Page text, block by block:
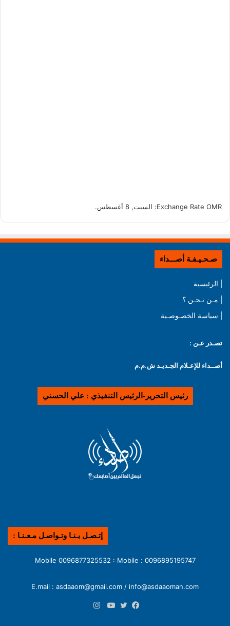
Exchange Rate OMR : السبت, 8 أغسطس.
صـحـيـفـة أصـــداء
| الرئيسية
| مـن نـحـن ؟
| سياسة الخصـوصـية
تصـدر عـن :
أصــداء للإعـلام الجـديـد ش.م.م
رئيس التحرير-الرئيس التنفيذي : علي الحسني
إتـصـل بـنـا وتـواصـل مـعـنـا :
0096895195747 : Mobile 0096877325532 : Mobile
E.mail : asdaaom@gmail.com / info@asdaaoman.com